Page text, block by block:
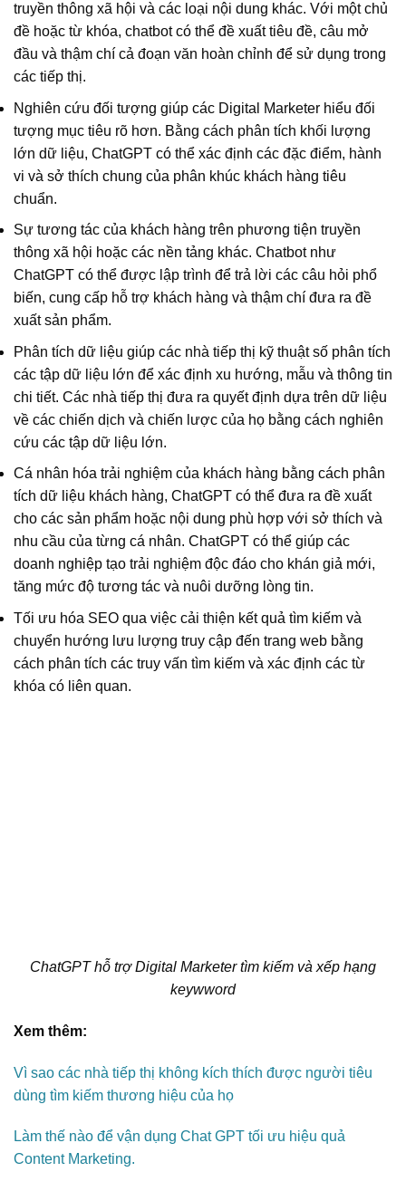
truyền thông xã hội và các loại nội dung khác. Với một chủ
đề hoặc từ khóa, chatbot có thể đề xuất tiêu đề, câu mở
đầu và thậm chí cả đoạn văn hoàn chỉnh để sử dụng trong
các tiếp thị.
Nghiên cứu đối tượng giúp các Digital Marketer hiểu đối
tượng mục tiêu rõ hơn. Bằng cách phân tích khối lượng
lớn dữ liệu, ChatGPT có thể xác định các đặc điểm, hành
vi và sở thích chung của phân khúc khách hàng tiêu
chuẩn.
Sự tương tác của khách hàng trên phương tiện truyền
thông xã hội hoặc các nền tảng khác. Chatbot như
ChatGPT có thể được lập trình để trả lời các câu hỏi phổ
biến, cung cấp hỗ trợ khách hàng và thậm chí đưa ra đề
xuất sản phẩm.
Phân tích dữ liệu giúp các nhà tiếp thị kỹ thuật số phân tích
các tập dữ liệu lớn để xác định xu hướng, mẫu và thông tin
chi tiết. Các nhà tiếp thị đưa ra quyết định dựa trên dữ liệu
về các chiến dịch và chiến lược của họ bằng cách nghiên
cứu các tập dữ liệu lớn.
Cá nhân hóa trải nghiệm của khách hàng bằng cách phân
tích dữ liệu khách hàng, ChatGPT có thể đưa ra đề xuất
cho các sản phẩm hoặc nội dung phù hợp với sở thích và
nhu cầu của từng cá nhân. ChatGPT có thể giúp các
doanh nghiệp tạo trải nghiệm độc đáo cho khán giả mới,
tăng mức độ tương tác và nuôi dưỡng lòng tin.
Tối ưu hóa SEO qua việc cải thiện kết quả tìm kiếm và
chuyển hướng lưu lượng truy cập đến trang web bằng
cách phân tích các truy vấn tìm kiếm và xác định các từ
khóa có liên quan.
ChatGPT hỗ trợ Digital Marketer tìm kiếm và xếp hạng
keywword
Xem thêm:
Vì sao các nhà tiếp thị không kích thích được người tiêu
dùng tìm kiếm thương hiệu của họ
Làm thế nào để vận dụng Chat GPT tối ưu hiệu quả
Content Marketing.